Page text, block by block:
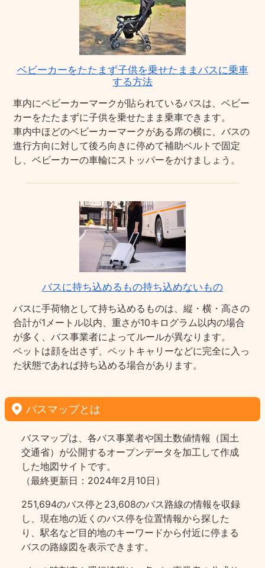
ベビーカーをたたまず子供を乗せたままバスに乗車
する方法
車内にベビーカーマークが貼られているバスは、ベビー
カーをたたまずに子供を乗せたまま乗車できます。
車内中ほどのベビーカーマークがある席の横に、バスの
進行方向に対して後ろ向きに停めて補助ベルトで固定
し、ベビーカーの車輪にストッパーをかけましょう。
バスに持ち込めるもの持ち込めないもの
バスに手荷物として持ち込めるものは、縦・横・高さの
合計が1メートル以内、重さが10キログラム以内の場合
が多く、バス事業者によってルールが異なります。
ペットは顔を出さず、ペットキャリーなどに完全に入っ
た状態であれば持ち込める場合があります。
バスマップとは
バスマップは、各バス事業者や国土数値情報（国土
交通省）が公開するオープンデータを加工して作成
した地図サイトです。
（最終更新日：2024年2月10日）
251,694のバス停と23,608のバス路線の情報を収録
し、現在地の近くのバス停を位置情報から探した
り、駅名など目的地のキーワードから付近に停まる
バスの路線図を表示できます。